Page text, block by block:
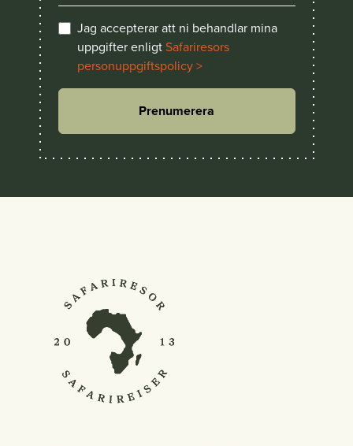
Jag accepterar att ni behandlar mina
uppgifter enligtSafariresors
personuppgiftspolicy >
Prenumerera